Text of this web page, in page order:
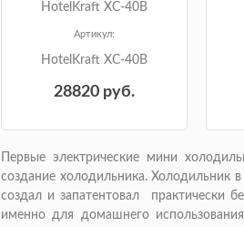
HotelKraft XC-40B
Артикул:
HotelKraft XC-40B
28820 руб.
Первые электрические мини
создание холодильника. Холодильник
создал и запатентовал практически
именно для домашнего